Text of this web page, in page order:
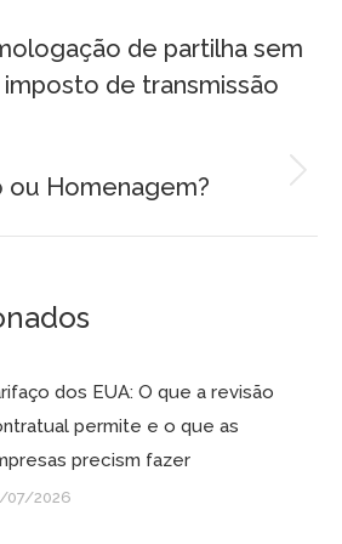
Post
anterior:
de partilha sem
de transmissão
Próximo
ou Homenagem?
dos EUA: O que a revisão
permite e o que as
precism fazer
07/2026